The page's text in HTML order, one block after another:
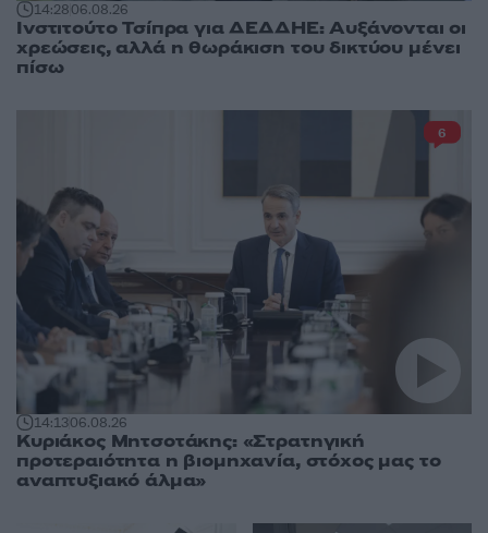
14:2806.08.26
Ινστιτούτο Τσίπρα για ΔΕΔΔΗΕ: Αυξάνονται οι
χρεώσεις, αλλά η θωράκιση του δικτύου μένει
πίσω
14:1306.08.26
Κυριάκος Μητσοτάκης: «Στρατηγική
προτεραιότητα η βιομηχανία, στόχος μας το
αναπτυξιακό άλμα»
6